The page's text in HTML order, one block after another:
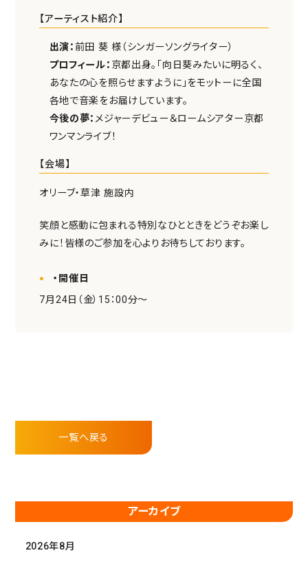
【アーティスト紹介】
出演： 前田 葵 様（シンガーソングライター）
プロフィール： 京都出身。「向日葵みたいに明るく、
あなたの心を照らせますように」をモットーに全国
各地で音楽をお届けしています。
今後の夢：メジャーデビュー＆ロームシアター京都
ワンマンライブ！
【会場】
オリーブ・草津 施設内
笑顔と感動に包まれる特別なひとときをどうぞお楽し
みに！皆様のご参加を心よりお待ちしております。
・開催日
7月24日（金）15：00分～
一覧へ戻る
アーカイブ
2026年8月